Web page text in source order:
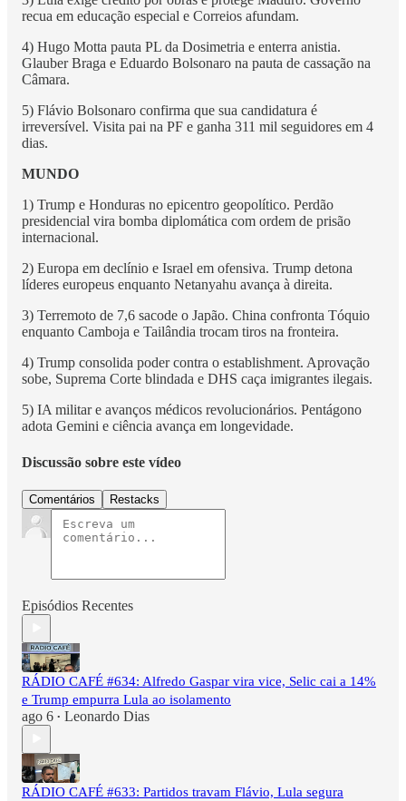
recua em educação especial e Correios afundam.
4) Hugo Motta pauta PL da Dosimetria e enterra anistia.
Glauber Braga e Eduardo Bolsonaro na pauta de cassação na
Câmara.
5) Flávio Bolsonaro confirma que sua candidatura é
irreversível. Visita pai na PF e ganha 311 mil seguidores em 4
dias.
MUNDO
1) Trump e Honduras no epicentro geopolítico. Perdão
presidencial vira bomba diplomática com ordem de prisão
internacional.
2) Europa em declínio e Israel em ofensiva. Trump detona
líderes europeus enquanto Netanyahu avança à direita.
3) Terremoto de 7,6 sacode o Japão. China confronta Tóquio
enquanto Camboja e Tailândia trocam tiros na fronteira.
4) Trump consolida poder contra o establishment. Aprovação
sobe, Suprema Corte blindada e DHS caça imigrantes ilegais.
5) IA militar e avanços médicos revolucionários. Pentágono
adota Gemini e ciência avança em longevidade.
Discussão sobre este vídeo
Comentários Restacks
Episódios Recentes
RÁDIO CAFÉ #634: Alfredo Gaspar vira vice, Selic cai a 14%
e Trump empurra Lula ao isolamento
ago 6 • Leonardo Dias
RÁDIO CAFÉ #633: Partidos travam Flávio, Lula segura